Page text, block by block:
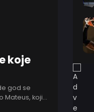
koje
god se
Mateus, koji